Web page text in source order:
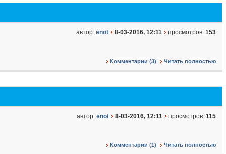
автор: enot 8-03-2016, 12:11 просмотров: 153
Комментарии (3) Читать полностью
автор: enot 8-03-2016, 12:11 просмотров: 115
Комментарии (1) Читать полностью